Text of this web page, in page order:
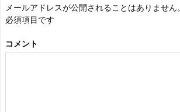
メールアドレスが公開されることはありません。
必須項目です
コメント